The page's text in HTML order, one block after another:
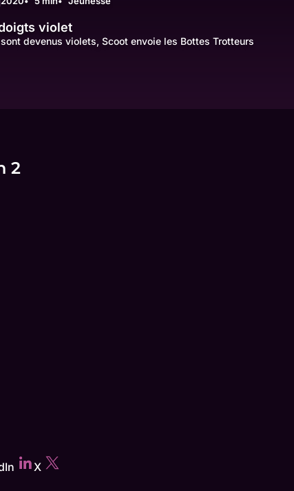
violet
devenus violets, Scoot envoie les Bottes Trotteurs
2
X